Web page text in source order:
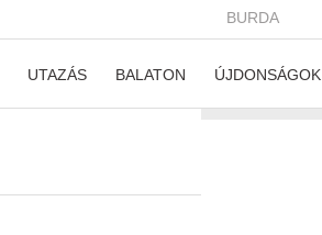
BURDA
UTAZÁS BALATON ÚJDONSÁGOK